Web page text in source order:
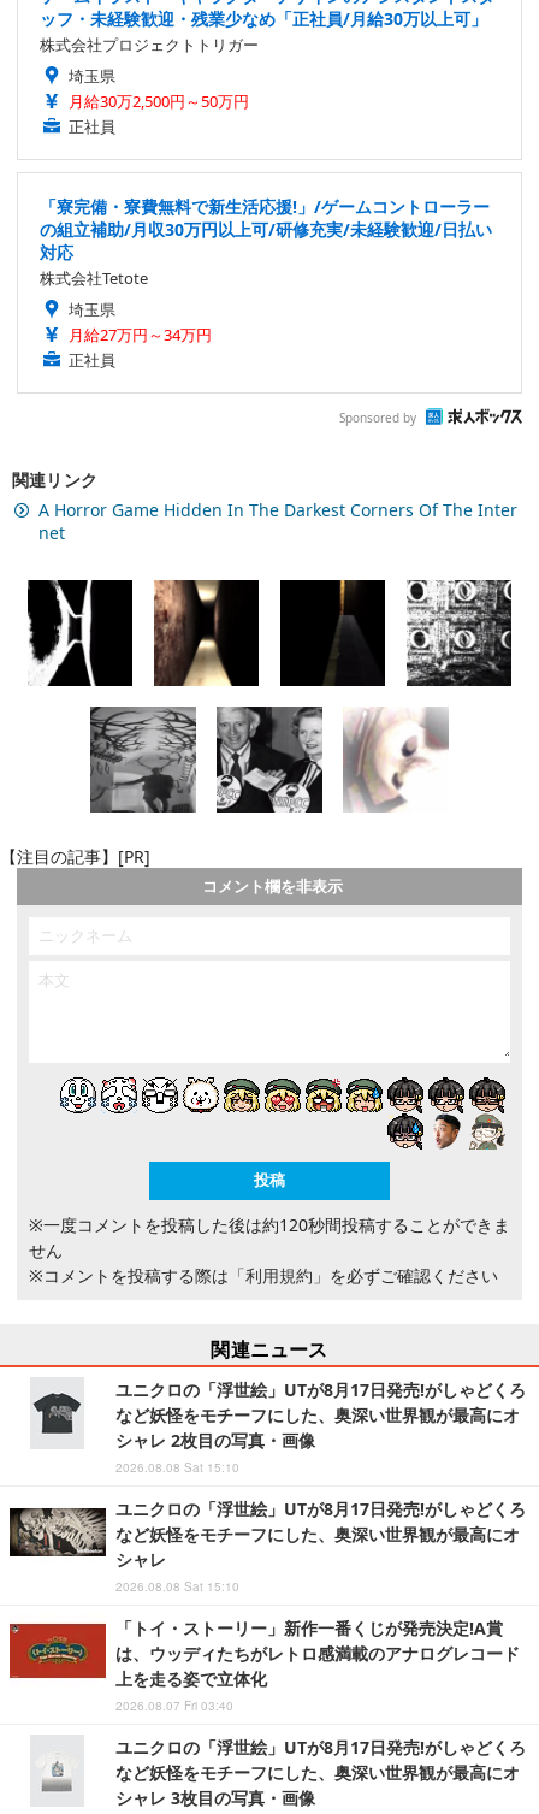
ッフ・未経験歓迎・残業少なめ「正社員/月給30万以上可」
株式会社プロジェクトトリガー
埼玉県
月給30万2,500円～50万円
正社員
「寮完備・寮費無料で新生活応援!」/ゲームコントローラー
の組立補助/月収30万円以上可/研修充実/未経験歓迎/日払い
対応
株式会社Tetote
埼玉県
月給27万円～34万円
正社員
Sponsored by
関連リンク
A Horror Game Hidden In The Darkest Corners Of The Inter
net
【注目の記事】[PR]
コメント欄を非表示
※一度コメントを投稿した後は約120秒間投稿することができま
せん
※コメントを投稿する際は 「利用規約」 を必ずご確認ください
関連ニュース
ユニクロの「浮世絵」UTが8月17日発売!がしゃどくろ
など妖怪をモチーフにした、奥深い世界観が最高にオ
シャレ 2枚目の写真・画像
2026.08.08 Sat 15:10
ユニクロの「浮世絵」UTが8月17日発売!がしゃどくろ
など妖怪をモチーフにした、奥深い世界観が最高にオ
シャレ
2026.08.08 Sat 15:10
「トイ・ストーリー」新作一番くじが発売決定!A賞
は、ウッディたちがレトロ感満載のアナログレコード
上を走る姿で立体化
2026.08.07 Fri 03:40
ユニクロの「浮世絵」UTが8月17日発売!がしゃどくろ
など妖怪をモチーフにした、奥深い世界観が最高にオ
シャレ 3枚目の写真・画像